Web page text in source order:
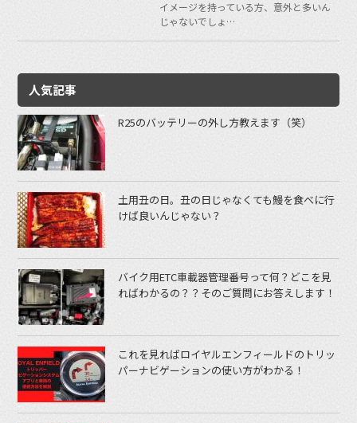
イメージを持っている方、意外と多いん
じゃないでしょ…
人気記事
R25のバッテリーの外し方教えます（笑）
土用丑の日。丑の日じゃなくても鰻を食べに行
けば良いんじゃない？
バイク用ETC車載器管理番号って何？どこを見
ればわかるの？？そのご質問にお答えします！
これを見ればロイヤルエンフィールドのトリッ
パーナビゲーションの使い方がわかる！